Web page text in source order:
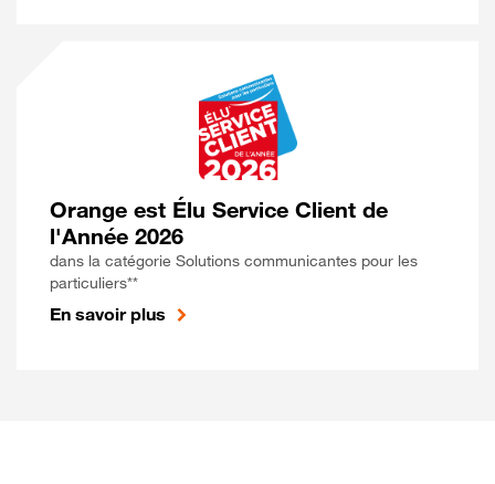
Orange est Élu Service Client de
l'Année 2026
dans la catégorie Solutions communicantes pour les
particuliers**
En savoir plus